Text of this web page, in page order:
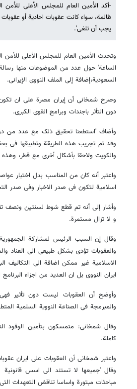
-أکد الأمین العام للمجلس الأعلی للأمن
ظالمة، سواء کانت عقوبات احادیة أو
یجب أن تلغی'.
وتحدث الأمین العام للمجلس الأعلی للأمن
الساعة' حول عدد من الموضوعات منها رسالة
السعودیة،إضافة إلی الملف النووی الإیرانی.
وصرح شمخانی أن إیران مصرة علی ان
دون التأثر باجندات وبرامج القوی الکبری.
وأضاف 'استطعنا تحقیق ذلک مع عدد من دول
وقد تم تجریب هذه الطریقة وتطبیقها فی
والکویت ولاحقا بأشکال أخری مع قطر،
واعتبر أنه کان من المناسب بدل اختیار
اسلامیة لتکون فی صدر الاخبار وفی صدر
وأشار إلی أنه تم قطع شوط لسنتین ونصف
و لا تزال مستمرة.
وقال إن السبب الرئیس لمشارکة
والعقوبات تؤدی بشکل طبیعی الی العناد
الاسلامیة غیر ممکن اضافة الی التکالیف
ایران النووی بل ان العدید من اجزاء
وأوضح أن العقوبات لیست دون تأثیر
والمبرمجة فی الصناعة النوویة السلمیة
وقال شمخانی: متمسکون بتأمین الوقود
کاملة.
واعتبر شمخانی أن العقوبات علی ایران
وقال 'جمیعها لا تستند الی اسس قانونیة
مباحثات مبتورة واساسا تناقض التعهدات